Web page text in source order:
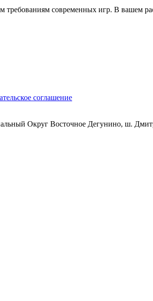
современных игр. В вашем
соглашение
Округ Восточное Дегунино, ш.